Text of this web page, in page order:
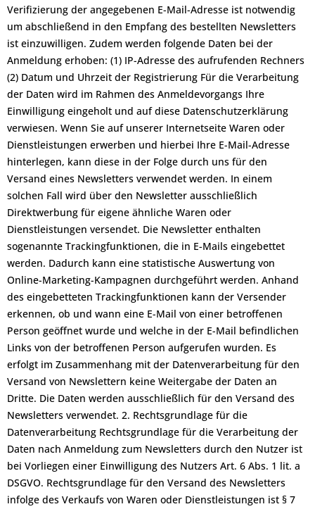
Verifizierung der angegebenen E-Mail-Adresse ist notwendig
um abschließend in den Empfang des bestellten Newsletters
ist einzuwilligen. Zudem werden folgende Daten bei der
Anmeldung erhoben: (1) IP-Adresse des aufrufenden Rechners
(2) Datum und Uhrzeit der Registrierung Für die Verarbeitung
der Daten wird im Rahmen des Anmeldevorgangs Ihre
Einwilligung eingeholt und auf diese Datenschutzerklärung
verwiesen. Wenn Sie auf unserer Internetseite Waren oder
Dienstleistungen erwerben und hierbei Ihre E-Mail-Adresse
hinterlegen, kann diese in der Folge durch uns für den
Versand eines Newsletters verwendet werden. In einem
solchen Fall wird über den Newsletter ausschließlich
Direktwerbung für eigene ähnliche Waren oder
Dienstleistungen versendet. Die Newsletter enthalten
sogenannte Trackingfunktionen, die in E-Mails eingebettet
werden. Dadurch kann eine statistische Auswertung von
Online-Marketing-Kampagnen durchgeführt werden. Anhand
des eingebetteten Trackingfunktionen kann der Versender
erkennen, ob und wann eine E-Mail von einer betroffenen
Person geöffnet wurde und welche in der E-Mail befindlichen
Links von der betroffenen Person aufgerufen wurden. Es
erfolgt im Zusammenhang mit der Datenverarbeitung für den
Versand von Newslettern keine Weitergabe der Daten an
Dritte. Die Daten werden ausschließlich für den Versand des
Newsletters verwendet. 2. Rechtsgrundlage für die
Datenverarbeitung Rechtsgrundlage für die Verarbeitung der
Daten nach Anmeldung zum Newsletters durch den Nutzer ist
bei Vorliegen einer Einwilligung des Nutzers Art. 6 Abs. 1 lit. a
DSGVO. Rechtsgrundlage für den Versand des Newsletters
infolge des Verkaufs von Waren oder Dienstleistungen ist § 7